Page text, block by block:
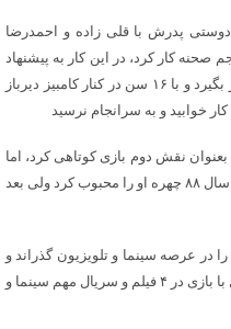
پدرش با قلی زاده و احمدرضا
صحنه کار کرد، در این کار به پیشنهاد
احمد درویش قرار شد در مقابل دوربین قرار بگیرد و با ۱۶ سن در کنار کامبیز دیرباز
خوابید و به سرانجام نرسید
چهار انگشتی بعنوان نقش دوم بازی کوتاهی کرد، اما
بازی او در نقش دکتر زند سریال دلنوازان در سال ۸۸ چهره او را محبوب کرد ولی بعد
دوره‌ی پرتلاشی را در عرصه سینما و تلویزیون گذراند و
در آثار مهمی بازی کرده است. او در این سال با بازی در ۴ فیلم و سریال مهم سینما و